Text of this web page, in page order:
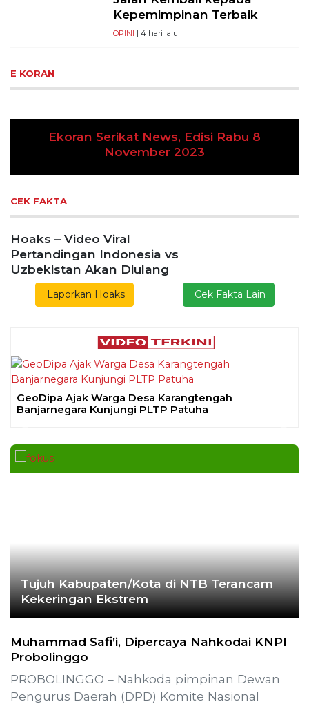
Kepemimpinan Terbaik
OPINI | 4 hari lalu
E KORAN
Ekoran Serikat News, Edisi Rabu 8
November 2023
CEK FAKTA
Hoaks – Video Viral
Pertandingan Indonesia vs
Uzbekistan Akan Diulang
Laporkan Hoaks Cek Fakta Lain
GeoDipa Ajak Warga Desa Karangtengah
Banjarnegara Kunjungi PLTP Patuha
Tujuh Kabupaten/Kota di NTB Terancam
Kekeringan Ekstrem
Muhammad Safi’i, Dipercaya Nahkodai KNPI
Probolinggo
PROBOLINGGO – Nahkoda pimpinan Dewan
Pengurus Daerah (DPD) Komite Nasional